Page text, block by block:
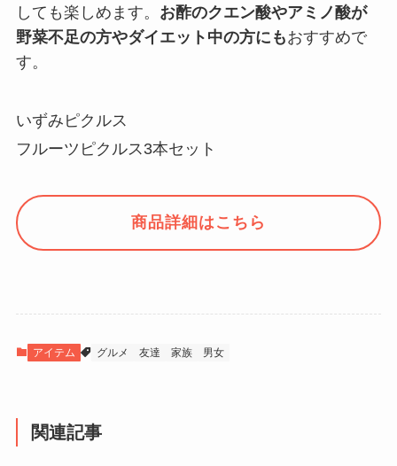
しても楽しめます。 お酢のクエン酸やアミノ酸が
野菜不足の方やダイエット中の方にもおすすめで
す。
いずみピクルス
フルーツピクルス3本セット
商品詳細はこちら
アイテム グルメ 友達 家族 男女
関連記事